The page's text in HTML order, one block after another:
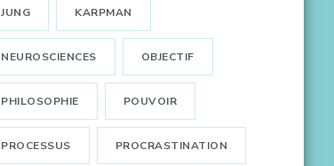
JUNG KARPMAN
NEUROSCIENCES OBJECTIF
PHILOSOPHIE POUVOIR
PROCESSUS PROCRASTINATION